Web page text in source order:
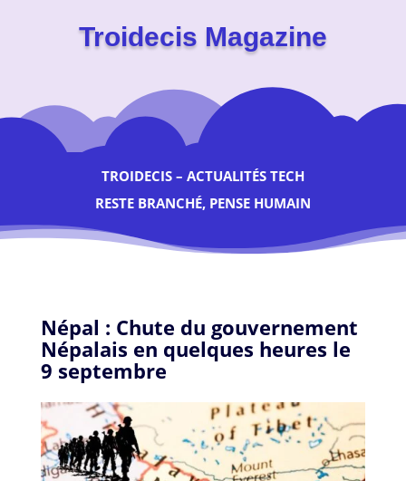
Troidecis Magazine
TROIDECIS – ACTUALITÉS TECH
RESTE BRANCHÉ, PENSE HUMAIN
Népal : Chute du gouvernement
Népalais en quelques heures le
9 septembre